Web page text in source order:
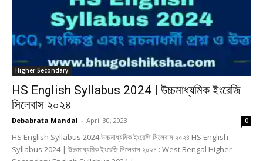
Higher Secondary
HS English Syllabus 2024 | উচ্চমাধ্যমিক ইংরেজি
সিলেবাস ২০২৪
Debabrata Mandal - April 30, 2023 0
HS English Syllabus 2024 উচ্চমাধ্যমিক ইংরেজি সিলেবাস ২০২৪ HS English
Syllabus 2024 | উচ্চমাধ্যমিক ইংরেজি সিলেবাস ২০২৪ : West Bengal Higher